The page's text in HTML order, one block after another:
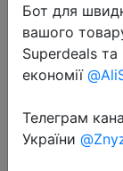
2020-07-17
Бот для
вашого
Superdeals та
економії
Телеграм
України